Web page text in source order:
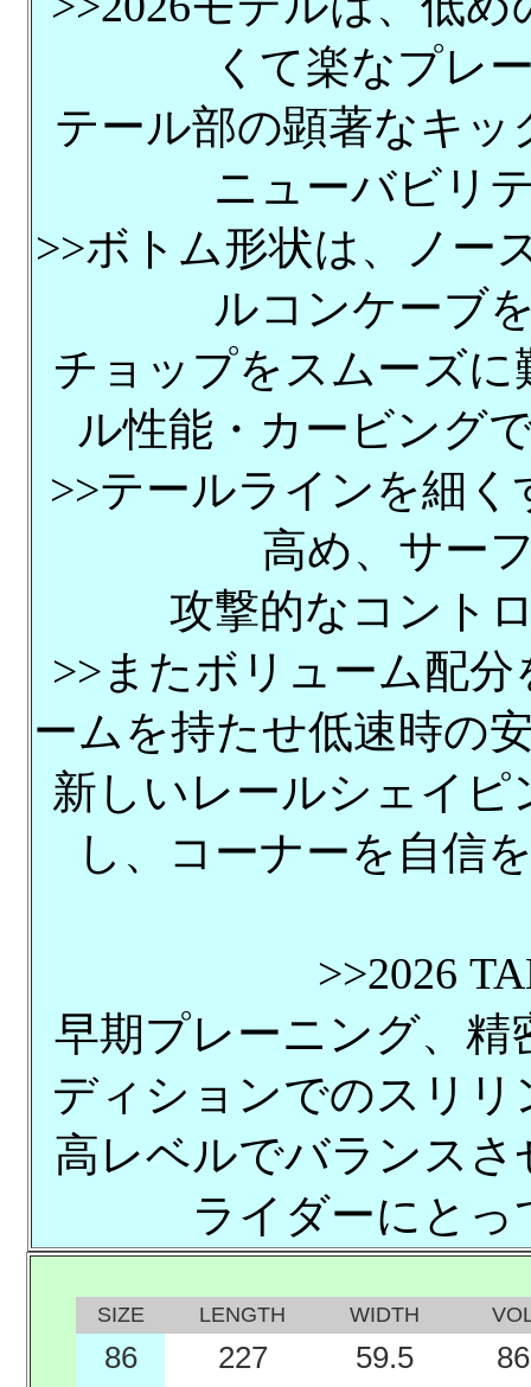
くて楽なプレ
テール部の顕著なキ
ニューバビリ
>>ボトム形状は、ノー
ルコンケーブ
チョップをスムーズ
ル性能・カービング
>>テールラインを細
高め、サー
攻撃的なコント
>>またボリューム配
ームを持たせ低速時の
新しいレールシェイ
し、コーナーを自信
>>2026
早期プレーニング、
ディションでのスリ
高レベルでバランス
ライダーにと
SIZE LENGTH WIDTH
86 227 59.5
86